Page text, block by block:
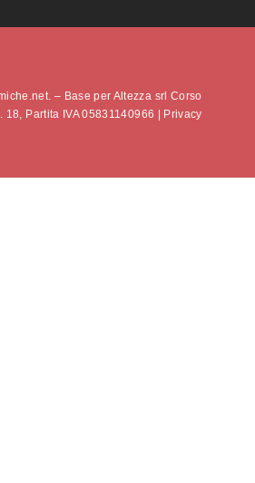
– Base per Altezza srl Corso
Partita IVA 05831140966 |
Privacy